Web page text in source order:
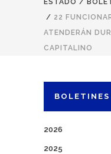
ESTADO /
/ 22
ATENDERÁN
CAPITALINO
BOLETINES
2026
2025